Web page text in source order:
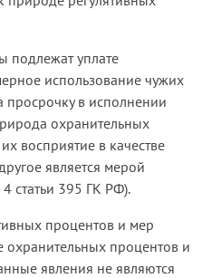
подлежат уплате
использование чужих
просрочку в исполнении
охранительных
восприятие в качестве
является мерой
4 статьи 395 ГК РФ).
процентов и мер
охранительных процентов и
явления не являются